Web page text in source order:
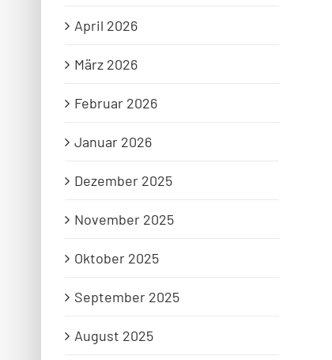
April 2026
März 2026
Februar 2026
Januar 2026
Dezember 2025
November 2025
Oktober 2025
September 2025
August 2025